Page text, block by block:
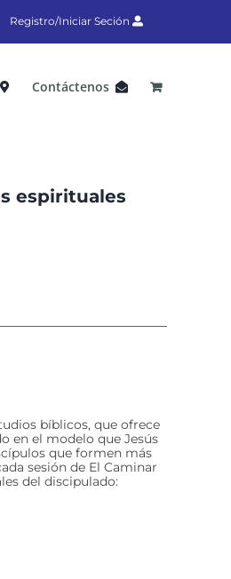
Registro/Iniciar Seción
Contáctenos
espirituales
bíblicos, que ofrece
en el modelo que Jesús
que formen más
sesión de El Caminar
del discipulado: